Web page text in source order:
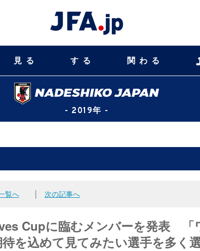
見る する 関わる
- 2019年 -
覧へ 次の記事へ
Cupに臨むメンバーを発表 「
を込めて見てみたい選手を多く